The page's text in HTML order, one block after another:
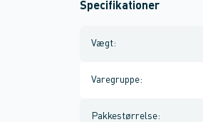
Specifikationer
Vægt:
Varegruppe:
Pakkestørrelse: